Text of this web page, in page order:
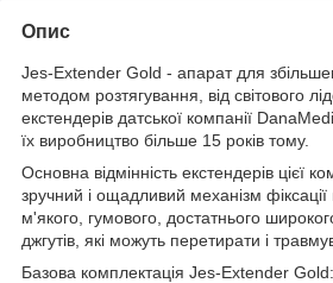
Опис
Jes-Extender Gold - апарат для
методом розтягування, від світового
екстендерів датської компанії
їх виробництво більше 15 років тому.
Основна відмінність екстендерів цієї
зручний і ощадливий механізм
м'якого, гумового, достатнього
джгутів, які можуть перетирати і
Базова комплектація Jes-Extender Gold: